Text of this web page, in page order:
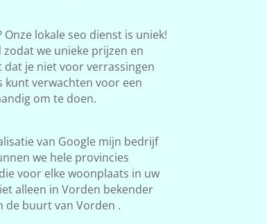
lokale seo dienst is uniek!
we unieke prijzen en
je niet voor verrassingen
kunt verwachten voor een
om te doen.
van Google mijn bedrijf
we hele provincies
voor elke woonplaats in uw
alleen in Vorden bekender
de buurt van Vorden .